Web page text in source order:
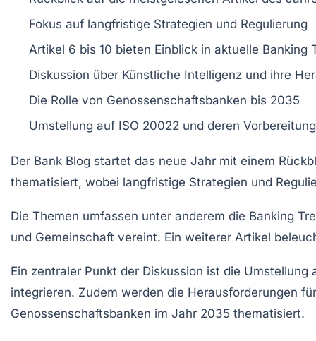
Fokus auf langfristige Strategien und Regulierung
Artikel 6 bis 10 bieten Einblick in aktuelle Banking
Diskussion über Künstliche Intelligenz und ihre
Die Rolle von Genossenschaftsbanken bis 2035
Umstellung auf ISO 20022 und deren Vorbereitung
Der Bank Blog startet das neue Jahr mit einem
thematisiert, wobei langfristige Strategien und
Die Themen umfassen unter anderem die Banking
und Gemeinschaft vereint. Ein weiterer Artikel
Ein zentraler Punkt der Diskussion ist die Umstellung
integrieren. Zudem werden die Herausforderungen
Genossenschaftsbanken im Jahr 2035 thematisiert.